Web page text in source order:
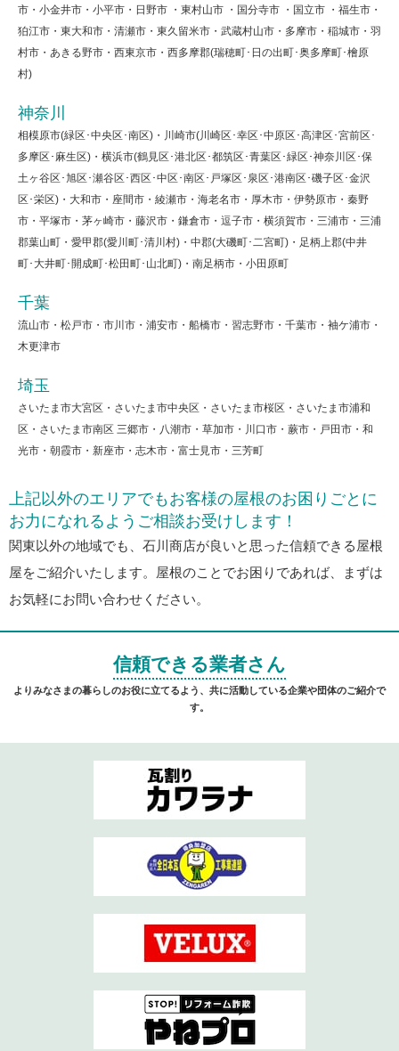
市・小金井市・小平市・日野市 ・東村山市 ・国分寺市 ・国立市 ・福生市・
狛江市・東大和市・清瀬市・東久留米市・武蔵村山市・多摩市・稲城市・羽
村市・あきる野市・西東京市・西多摩郡(瑞穂町･日の出町･奥多摩町･檜原
村)
神奈川
相模原市(緑区･中央区･南区)・川崎市(川崎区･幸区･中原区･高津区･宮前区･
多摩区･麻生区)・横浜市(鶴見区･港北区･都筑区･青葉区･緑区･神奈川区･保
土ヶ谷区･旭区･瀬谷区･西区･中区･南区･戸塚区･泉区･港南区･磯子区･金沢
区･栄区)・大和市・座間市・綾瀬市・海老名市・厚木市・伊勢原市・秦野
市・平塚市・茅ヶ崎市・藤沢市・鎌倉市・逗子市・横須賀市・三浦市・三浦
郡葉山町・愛甲郡(愛川町･清川村)・中郡(大磯町･二宮町)・足柄上郡(中井
町･大井町･開成町･松田町･山北町)・南足柄市・小田原町
千葉
流山市・松戸市・市川市・浦安市・船橋市・習志野市・千葉市・袖ケ浦市・
木更津市
埼玉
さいたま市大宮区・さいたま市中央区・さいたま市桜区・さいたま市浦和
区・さいたま市南区 三郷市・八潮市・草加市・川口市・蕨市・戸田市・和
光市・朝霞市・新座市・志木市・富士見市・三芳町
上記以外のエリアでもお客様の屋根のお困りごとに
お力になれるようご相談お受けします！
関東以外の地域でも、石川商店が良いと思った信頼できる屋根
屋をご紹介いたします。屋根のことでお困りであれば、まずは
お気軽にお問い合わせください。
信頼できる業者さん
よりみなさまの暮らしのお役に立てるよう、共に活動している企業や団体のご紹介で
す。